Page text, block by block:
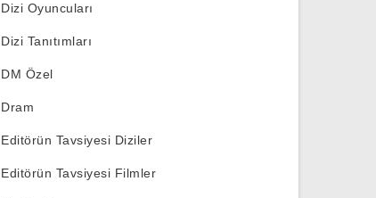
Dizi Oyuncuları
Dizi Tanıtımları
DM Özel
Dram
Editörün Tavsiyesi Diziler
Editörün Tavsiyesi Filmler